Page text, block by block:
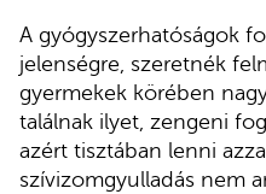
A gyógyszerhatóságok
jelenségre, szeretnék
gyermekek körében
találnak ilyet, zengeni
azért tisztában lenni
szívizomgyulladás nem